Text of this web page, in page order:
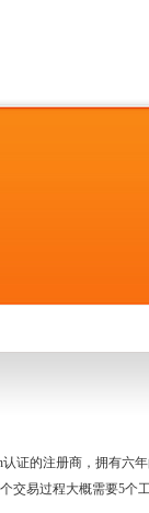
证的注册商，拥有六
交易过程大概需要5个工